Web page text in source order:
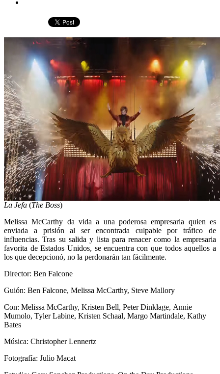
La Jefa (The Boss)
Melissa McCarthy da vida a una poderosa empresaria quien es
enviada a prisión al ser encontrada culpable por tráfico de
influencias. Tras su salida y lista para renacer como la empresaria
favorita de Estados Unidos, se encuentra con que todos aquellos a
los que decepcionó, no la perdonarán tan fácilmente.
Director: Ben Falcone
Guión: Ben Falcone, Melissa McCarthy, Steve Mallory
Con: Melissa McCarthy, Kristen Bell, Peter Dinklage, Annie
Mumolo, Tyler Labine, Kristen Schaal, Margo Martindale, Kathy
Bates
Música: Christopher Lennertz
Fotografía: Julio Macat